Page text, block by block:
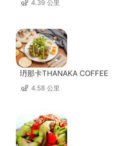
4.39 公里
玬那卡THANAKA COFFEE
4.58 公里